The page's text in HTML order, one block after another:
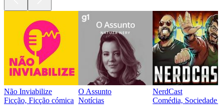
Não Inviabilize
Ficção, Ficção cómica
O Assunto
Notícias
NerdCast
Comédia, Sociedade